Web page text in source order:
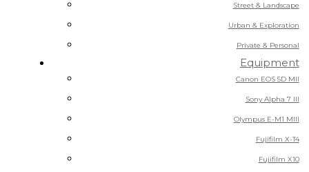
Street & Landscape
Urban & Exploration
Private & Personal
Equipment
Canon EOS 5D MII
Sony Alpha 7 III
Olympus E-M1 MIII
Fujifilm X-T4
Fujifilm X10